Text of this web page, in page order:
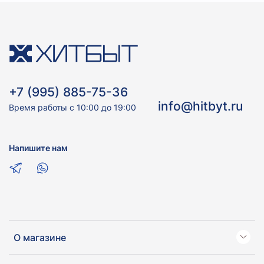
О магазине
+7 (995) 885-75-36
Время работы с 10:00 до 19:00 info@hitbyt.ru
Напишите нам